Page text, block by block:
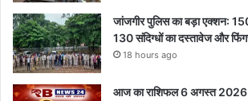
जांजगीर पुलिस का बड़ा एक्शन:
130 संदिग्धों का दस्तावेज और
18 hours ago
आज का राशिफल 6 अगस्त 2026: